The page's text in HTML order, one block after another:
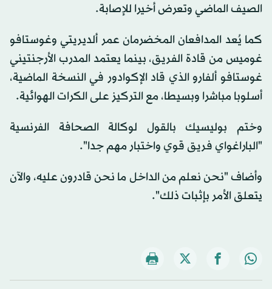
الصيف الماضي وتعرض أخيرا للإصابة.
كما يُعد المدافعان المخضرمان عمر ألديريتي وغوستافو
غوميس من قادة الفريق، بينما يعتمد المدرب الأرجنتيني
غوستافو ألفارو الذي قاد الإكوادور في النسخة الماضية،
أسلوبا مباشرا وبسيطا، مع التركيز على الكرات الهوائية.
وختم بوليسيك بالقول لوكالة الصحافة الفرنسية
"الباراغواي فريق قوي واختبار مهم جدا".
وأضاف "نحن نعلم من الداخل ما نحن قادرون عليه، والآن
يتعلق الأمر بإثبات ذلك".